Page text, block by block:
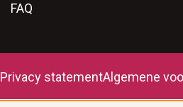
FAQ
Privacy statementAlgemene